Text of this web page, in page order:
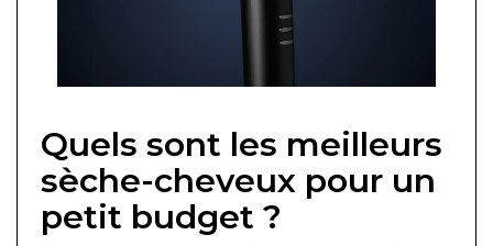
Quels sont les meilleurs
sèche-cheveux pour un
petit budget ?